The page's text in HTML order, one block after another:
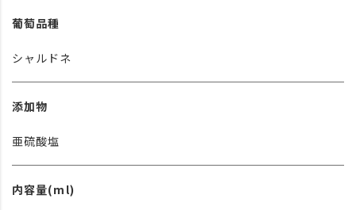
葡萄品種
シャルドネ
添加物
亜硫酸塩
内容量(ml)